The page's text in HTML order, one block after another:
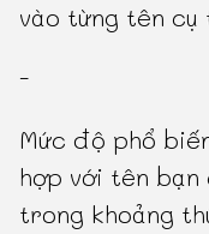
vào từng tên
-
Mức độ phổ
hợp với tên bạn
trong khoảng